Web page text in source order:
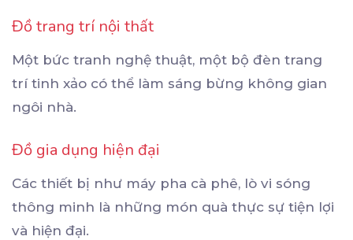
Đồ trang trí nội thất
Một bức tranh nghệ thuật, một bộ đèn trang
trí tinh xảo có thể làm sáng bừng không gian
ngôi nhà.
Đồ gia dụng hiện đại
Các thiết bị như máy pha cà phê, lò vi sóng
thông minh là những món quà thực sự tiện lợi
và hiện đại.